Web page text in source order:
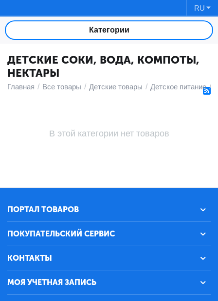
RU
Категории
ДЕТСКИЕ СОКИ, ВОДА, КОМПОТЫ,
НЕКТАРЫ
Главная / Все товары / Детские товары / Детское питание /
В этой категории нет товаров
ПОРТАЛ ТОВАРОВ
ПОКУПАТЕЛЬСКИЙ СЕРВИС
КОНТАКТЫ
МОЯ УЧЕТНАЯ ЗАПИСЬ